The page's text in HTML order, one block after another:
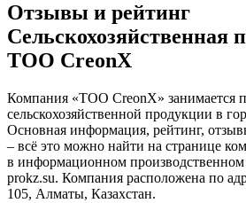
Отзывы и рейтинг
Сельскохозяйственная
ТОО CreonX
Компания «ТОО CreonX» занимается
сельскохозяйственной продукции в
Основная информация, рейтинг,
– всё это можно найти на странице
в информационном производственном
prokz.su. Компания расположена по
105, Алматы, Казахстан.